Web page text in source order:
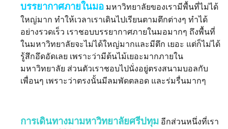
บรรยากาศภายในมอ มหาวิทยาลัยของเรามีพื้นที่ไม่ได้
ใหญ่มาก ทำให้เวลาเราเดินไปเรียนตามตึกต่างๆ ทำได้
อย่างรวดเร็ว เราชอบบรรยากาศภายในมอมากๆ ถึงพื้นที่
ในมหาวิทยาลัยจะไม่ได้ใหญ่มากและมีตึก เยอะ แต่ก็ไม่ได้
รู้สึกอึดอัดเลย เพราะว่ามีต้นไม้เยอะมากภายใน
มหาวิทยาลัย ส่วนตัวเราชอบไปนั่งอยู่ตรงสนามบอลกับ
เพื่อนๆ เพราะว่าตรงนั้นมีลมพัดตลอด และร่มรื่นมากๆ
การเดินทางมามหาวิทยาลัยศรีปทุม อีกส่วนหนึ่งที่เรา